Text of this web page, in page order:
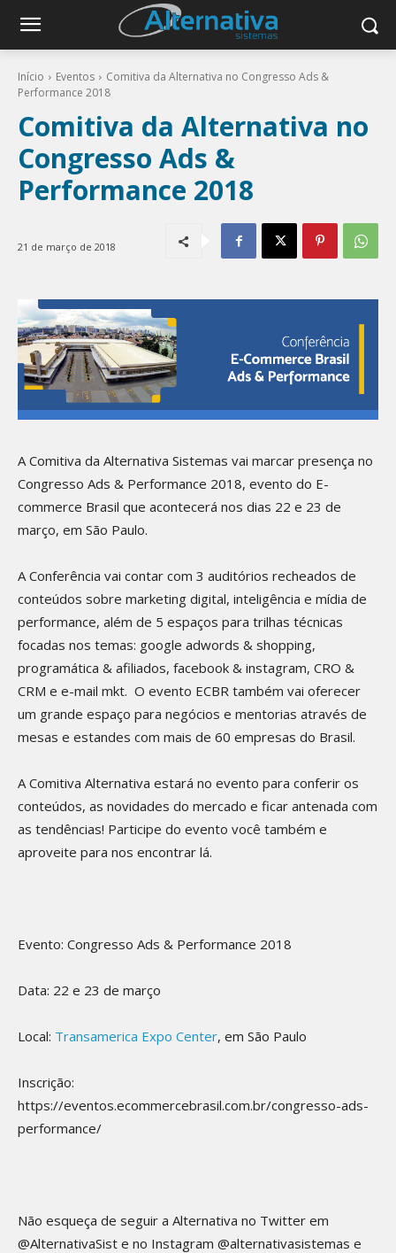
Início Eventos
Comitiva da Alternativa no Congresso Ads &
Performance 2018
Comitiva da Alternativa no
Congresso Ads &
Performance 2018
21 de março de 2018
A Comitiva da Alternativa Sistemas vai marcar presença no
Congresso Ads & Performance 2018, evento do E-
commerce Brasil que acontecerá nos dias 22 e 23 de
março, em São Paulo.
A Conferência vai contar com 3 auditórios recheados de
conteúdos sobre marketing digital, inteligência e mídia de
performance, além de 5 espaços para trilhas técnicas
focadas nos temas: google adwords & shopping,
programática & afiliados, facebook & instagram, CRO &
CRM e e-mail mkt. O evento ECBR também vai oferecer
um grande espaço para negócios e mentorias através de
mesas e estandes com mais de 60 empresas do Brasil.
A Comitiva Alternativa estará no evento para conferir os
conteúdos, as novidades do mercado e ficar antenada com
as tendências! Participe do evento você também e
aproveite para nos encontrar lá.
Evento: Congresso Ads & Performance 2018
Data: 22 e 23 de março
Local: Transamerica Expo Center, em São Paulo
Inscrição:
https://eventos.ecommercebrasil.com.br/congresso-ads-
performance/
Não esqueça de seguir a Alternativa no Twitter em
@AlternativaSist e no Instagram @alternativasistemas e